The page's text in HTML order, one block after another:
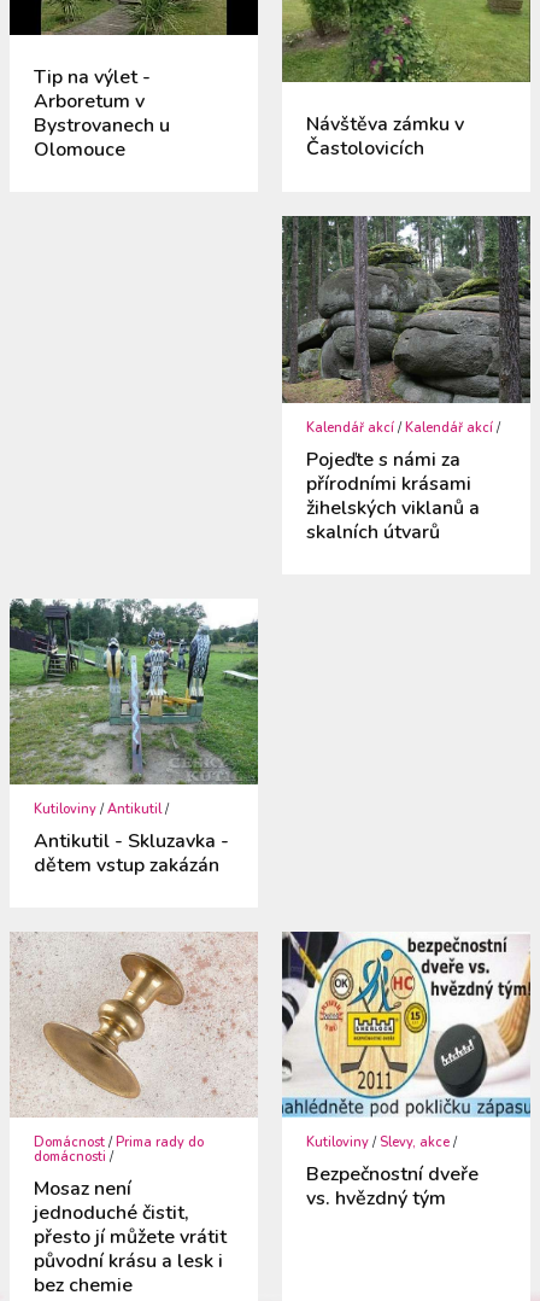
Tip na výlet -
Arboretum v
Bystrovanech u
Olomouce
Návštěva zámku v
Častolovicích
Kalendář akcí /Kalendář akcí /
Pojeďte s námi za
přírodními krásami
žihelských viklanů a
skalních útvarů
Kutiloviny /Antikutil/
Antikutil - Skluzavka -
dětem vstup zakázán
Domácnost /Prima rady do
domácnosti /
Mosaz není
jednoduché čistit,
přesto jí můžete vrátit
původní krásu a lesk i
bez chemie
Kutiloviny / Slevy, akce /
Bezpečnostní dveře
vs. hvězdný tým